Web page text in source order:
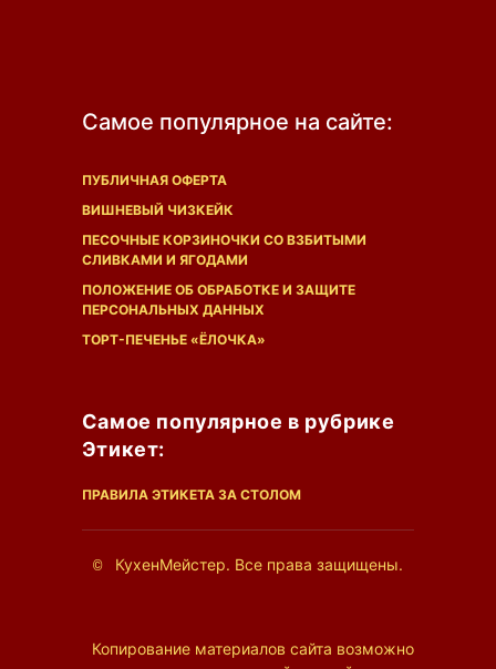
Самое популярное на сайте:
ПУБЛИЧНАЯ ОФЕРТА
ВИШНЕВЫЙ ЧИЗКЕЙК
ПЕСОЧНЫЕ КОРЗИНОЧКИ СО ВЗБИТЫМИ
СЛИВКАМИ И ЯГОДАМИ
ПОЛОЖЕНИЕ ОБ ОБРАБОТКЕ И ЗАЩИТЕ
ПЕРСОНАЛЬНЫХ ДАННЫХ
ТОРТ-ПЕЧЕНЬЕ «ЁЛОЧКА»
Самое популярное в рубрике
Этикет:
ПРАВИЛА ЭТИКЕТА ЗА СТОЛОМ
© КухенМейстер. Все права защищены.
Копирование материалов сайта возможно